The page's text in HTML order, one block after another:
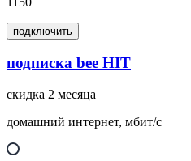
подключить
подписка bee HIT
скидка 2 месяца
домашний интернет, мбит/с